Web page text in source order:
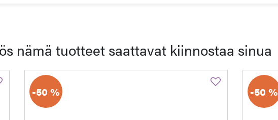
nämä tuotteet saattavat kiinnostaa sinua
-50 % -50 %